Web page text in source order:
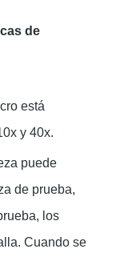
de
está
y 40x.
puede
de prueba,
los
Cuando se